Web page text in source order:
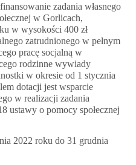
zadania własnego
w Gorlicach,
w wysokości 400 zł
zatrudnionego w pełnym
pracę socjalną w
rodzinne wywiady
w okresie od 1 stycznia
dotacji jest wsparcie
w realizacji zadania
ustawy o pomocy społecznej
2022 roku do 31 grudnia